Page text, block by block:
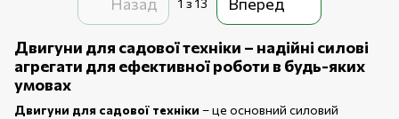
1 з 13
Двигуни для садової техніки – надійні силові
агрегати для ефективної роботи в будь-яких
умовах
Двигуни для садової техніки – це основний силовий